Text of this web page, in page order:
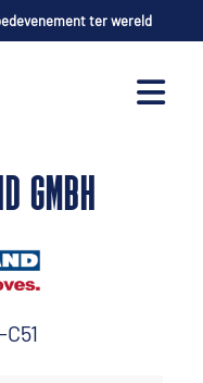
ter wereld
GMBH